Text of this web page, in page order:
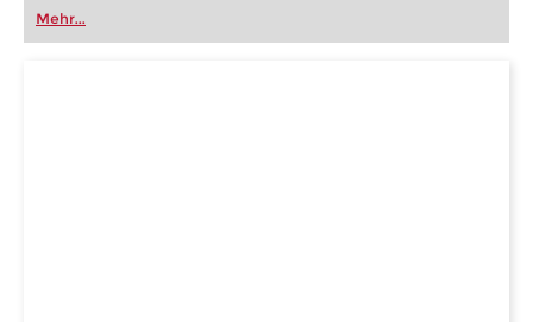
oder bereits auf Turnierniveau spielen: Mit
FRITZ trainieren Sie effizienter, intelligenter und
individueller als je zuvor.
Mehr...